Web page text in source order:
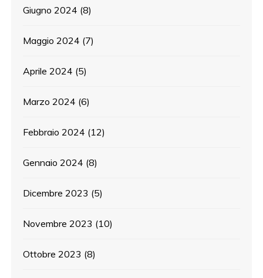
Giugno 2024 (8)
Maggio 2024 (7)
Aprile 2024 (5)
Marzo 2024 (6)
Febbraio 2024 (12)
Gennaio 2024 (8)
Dicembre 2023 (5)
Novembre 2023 (10)
Ottobre 2023 (8)